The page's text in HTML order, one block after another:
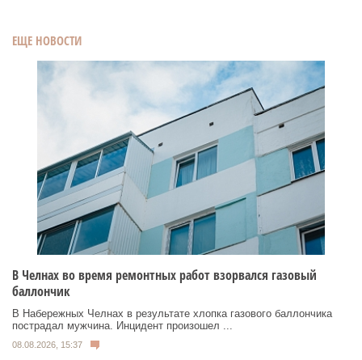
ЕЩЕ НОВОСТИ
В Челнах во время ремонтных работ взорвался газовый
баллончик
В Набережных Челнах в результате хлопка газового баллончика
пострадал мужчина. Инцидент произошел ...
08.08.2026, 15:37